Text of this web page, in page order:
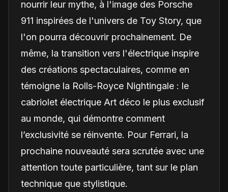
nourrir leur mythe, à l'image des Porsche
911 inspirées de l'univers de Toy Story, que
l'on pourra découvrir prochainement. De
même, la transition vers l'électrique inspire
des créations spectaculaires, comme en
témoigne la Rolls-Royce Nightingale : le
cabriolet électrique Art déco le plus exclusif
au monde, qui démontre comment
l’exclusivité se réinvente. Pour Ferrari, la
prochaine nouveauté sera scrutée avec une
attention toute particulière, tant sur le plan
technique que stylistique.